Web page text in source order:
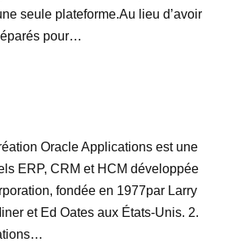
seule plateforme.Au lieu d’avoir
pour…
Oracle Applications est une
ERP, CRM et HCM développée
fondée en 1977par Larry
et Ed Oates aux États-Unis. 2.